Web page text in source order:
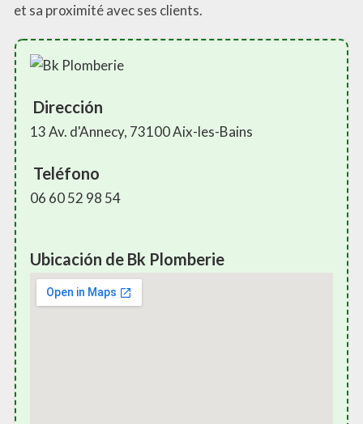
et sa proximité avec ses clients.
Dirección
13 Av. d'Annecy, 73100 Aix-les-Bains
Teléfono
06 60 52 98 54
Ubicación de Bk Plomberie